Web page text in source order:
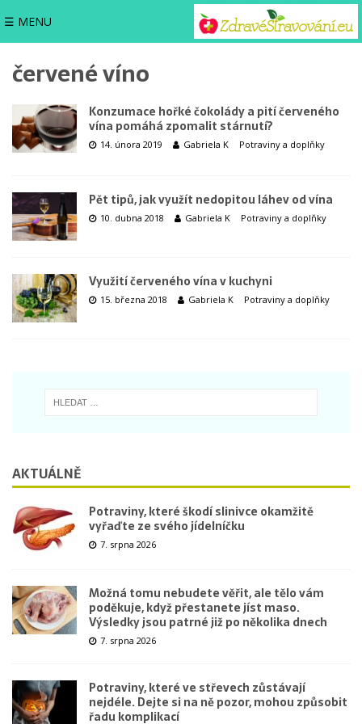
☰ MENU
červené víno
Konzumace hořké čokolády a pití červeného
vína pomáhá zpomalit stárnutí?
14. února 2019 Gabriela K Potraviny a doplňky
Pět tipů, jak využít nedopitou láhev od vína
10. dubna 2018 Gabriela K Potraviny a doplňky
Využití červeného vína v kuchyni
15. března 2018 Gabriela K Potraviny a doplňky
AKTUÁLNĚ
Potraviny, které škodí slinivce okamžitě
vyřaďte ze svého jídelníčku
7. srpna 2026
Možná tomu nebudete věřit, ale tělo vám
poděkuje, když přestanete jíst maso.
Výsledky jsou patrné již po několika dnech
7. srpna 2026
Potraviny, které ve střevech zůstávají
nejdéle. Dejte si na ně pozor, mohou způsobit
řadu komplikací